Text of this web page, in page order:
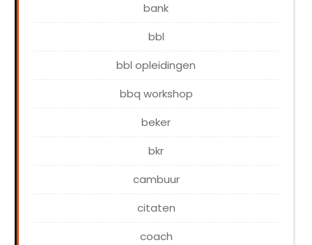
bank
bbl
bbl opleidingen
bbq workshop
beker
bkr
cambuur
citaten
coach